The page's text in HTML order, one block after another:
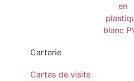
Carterie
Cartes de visite